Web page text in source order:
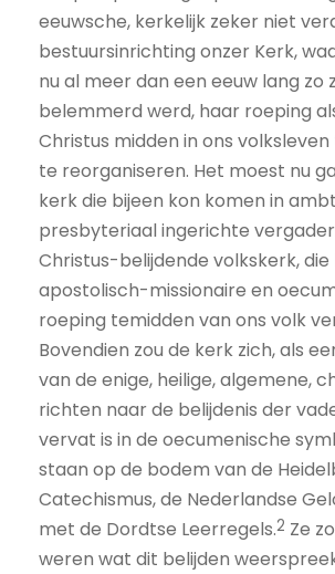
eeuwsche, kerkelijk zeker niet
bestuursinrichting onzer Kerk,
nu al meer dan een eeuw lang zo
belemmerd werd, haar roeping
Christus midden in ons volksleven
te reorganiseren. Het moest nu
kerk die bijeen kon komen in
presbyteriaal ingerichte
Christus-belijdende volkskerk,
apostolisch-missionaire en
roeping temidden van ons volk
Bovendien zou de kerk zich, als
van de enige, heilige, algemene,
richten naar de belijdenis der
vervat is in de oecumenische
staan op de bodem van de
Catechismus, de Nederlandse
met de Dordtse Leerregels.2 Ze
weren wat dit belijden